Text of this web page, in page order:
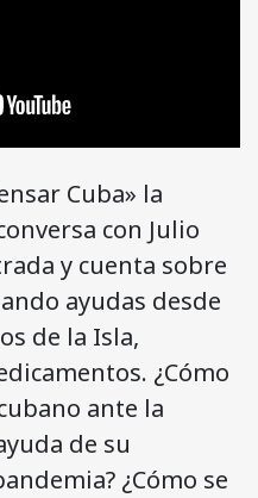
Cuba» la
con Julio
y cuenta sobre
ayudas desde
de la Isla,
¿Cómo
ante la
de su
¿Cómo se